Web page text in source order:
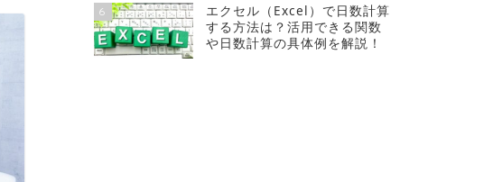
MOS資格
6
エクセル（Excel）で日数計算
する方法は？活用できる関数
や日数計算の具体例を解説！